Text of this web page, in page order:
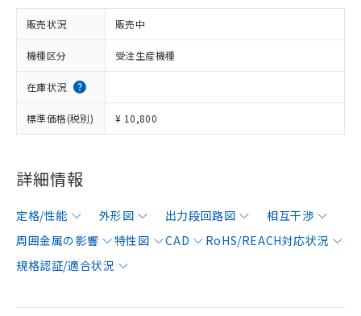
販売状況 販売中
機種区分 受注生産機種
在庫状況
標準価格(税別) ¥ 10,800
詳細情報
定格/性能 外形図 出力段回路図
相互干渉
周囲金属の影響
特性図 CAD
RoHS/REACH対応状況
規格認証/適合状況